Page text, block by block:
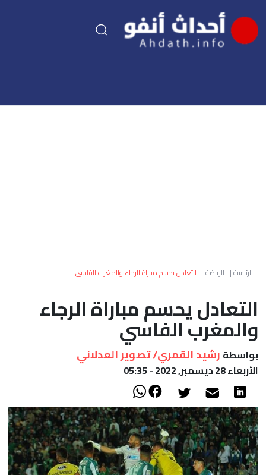
اقتصاد
العالم
أعمدة
الصحراء
الرئيسية| الرياضة | التعادل يحسم مباراة الرجاء والمغرب الفاسي
التعادل يحسم مباراة الرجاء
والمغرب الفاسي
بواسطة رشيد القمري/ تصوير العدلاني
الأربعاء 28 ديسمبر, 2022 - 05:35